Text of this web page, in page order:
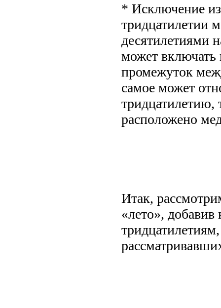
* Исключение
тридцатилетии
десятилетиями
может включать
промежуток
самое может
расположено
Итак,
«лето»,